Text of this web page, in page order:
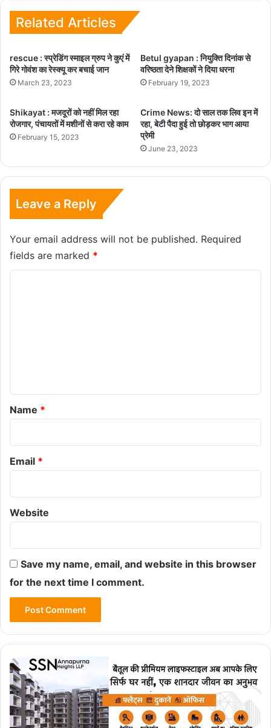
Related Articles
rescue : स्प्रेडिंग स्माइल ग्रुप ने कुएं में
गिरे गोवंश का रेस्क्यू कर बचाई जान
March 23, 2023
Betul gyapan : नियुक्ति दिनांक से
वरिष्ठता देने शिक्षकों ने दिया धरना
February 19, 2023
Shikayat : मजदूरों को नहीं मिल रहा
रोजगार, पंचायतों में मशीनों से करा रहे काम
February 15, 2023
Crime News: दो साल तक लिव इन में
रहा, बेटी पैदा हुई तो छोड़कर भाग आया
प्रेमी
June 23, 2023
Leave a Reply
Your email address will not be published. Required
fields are marked *
*
Name *
Email *
Website
Save my name, email, and website in this browser
for the next time I comment.